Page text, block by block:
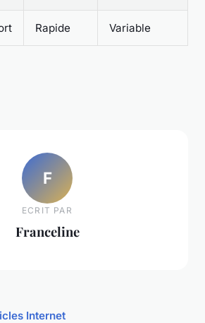
Rapide Variable
F
ECRIT PAR
Franceline
Internet